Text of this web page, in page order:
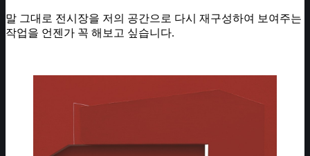
말 그대로 전시장을 저의 공간으로 다시 재구성하여 보여주는
작업을 언젠가 꼭 해보고 싶습니다.